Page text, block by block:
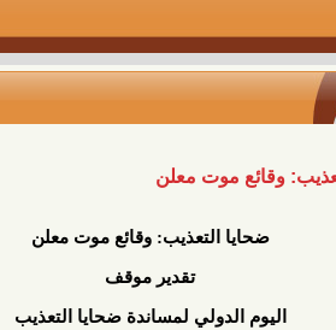
موت معلن
التعذيب: وقائع موت معلن
تقدير موقف
الدولي لمساندة ضحايا التعذيب